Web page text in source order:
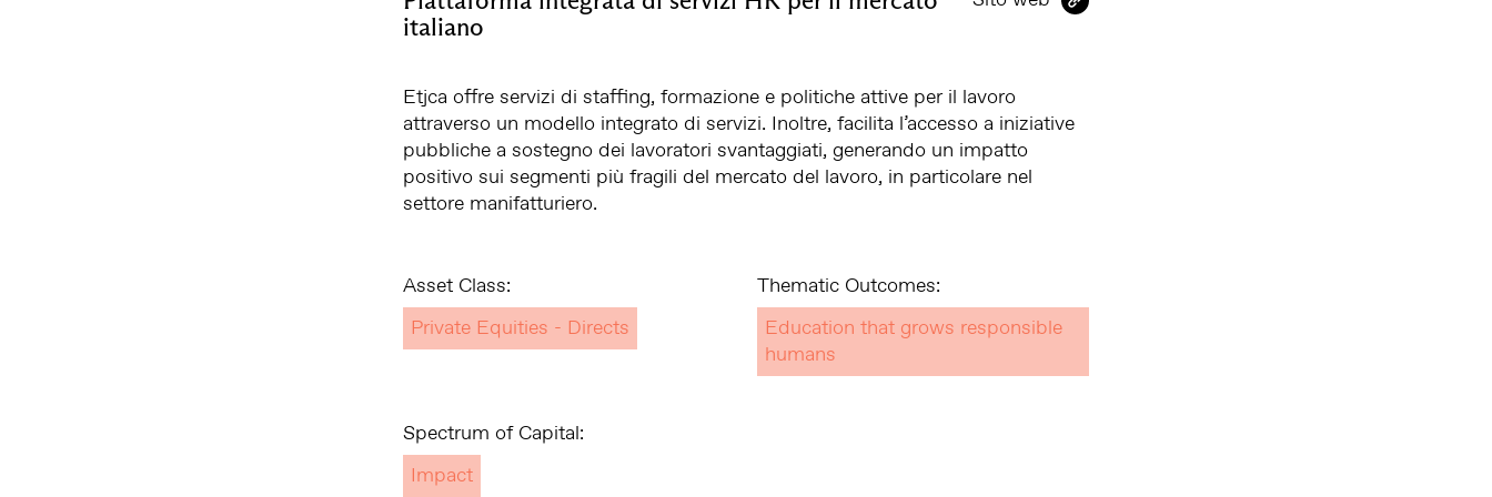
italiano
Etjca offre servizi di staffing, formazione e politiche attive per il lavoro
attraverso un modello integrato di servizi. Inoltre, facilita l’accesso a iniziative
pubbliche a sostegno dei lavoratori svantaggiati, generando un impatto
positivo sui segmenti più fragili del mercato del lavoro, in particolare nel
settore manifatturiero.
Asset Class:
Private Equities - Directs
Thematic Outcomes:
Education that grows responsible
humans
Spectrum of Capital:
Impact